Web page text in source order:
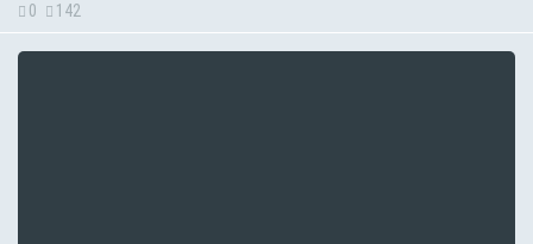
0 142